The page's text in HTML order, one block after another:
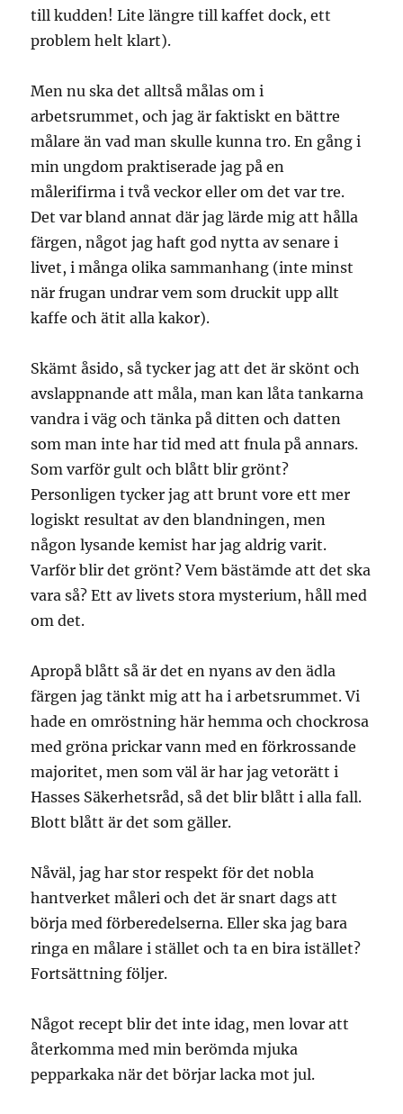
till kudden! Lite längre till kaffet dock, ett
problem helt klart).
Men nu ska det alltså målas om i
arbetsrummet, och jag är faktiskt en bättre
målare än vad man skulle kunna tro. En gång i
min ungdom praktiserade jag på en
målerifirma i två veckor eller om det var tre.
Det var bland annat där jag lärde mig att hålla
färgen, något jag haft god nytta av senare i
livet, i många olika sammanhang (inte minst
när frugan undrar vem som druckit upp allt
kaffe och ätit alla kakor).
Skämt åsido, så tycker jag att det är skönt och
avslappnande att måla, man kan låta tankarna
vandra i väg och tänka på ditten och datten
som man inte har tid med att fnula på annars.
Som varför gult och blått blir grönt?
Personligen tycker jag att brunt vore ett mer
logiskt resultat av den blandningen, men
någon lysande kemist har jag aldrig varit.
Varför blir det grönt? Vem bästämde att det ska
vara så? Ett av livets stora mysterium, håll med
om det.
Apropå blått så är det en nyans av den ädla
färgen jag tänkt mig att ha i arbetsrummet. Vi
hade en omröstning här hemma och chockrosa
med gröna prickar vann med en förkrossande
majoritet, men som väl är har jag vetorätt i
Hasses Säkerhetsråd, så det blir blått i alla fall.
Blott blått är det som gäller.
Nåväl, jag har stor respekt för det nobla
hantverket måleri och det är snart dags att
börja med förberedelserna. Eller ska jag bara
ringa en målare i stället och ta en bira istället?
Fortsättning följer.
Något recept blir det inte idag, men lovar att
återkomma med min berömda mjuka
pepparkaka när det börjar lacka mot jul.